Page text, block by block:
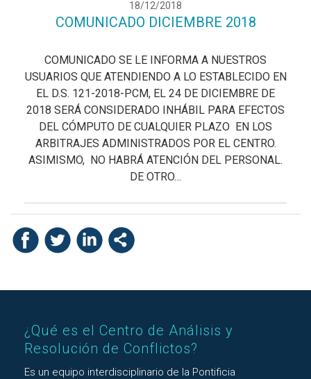
18/12/2018
COMUNICADO DICIEMBRE 2018
COMUNICADO SE LE INFORMA A NUESTROS
USUARIOS QUE ATENDIENDO A LO ESTABLECIDO EN
EL D.S. 121-2018-PCM, EL 24 DE DICIEMBRE DE
2018 SERÁ CONSIDERADO INHÁBIL PARA EFECTOS
DEL CÓMPUTO DE CUALQUIER PLAZO EN LOS
ARBITRAJES ADMINISTRADOS POR EL CENTRO.
ASIMISMO, NO HABRÁ ATENCIÓN DEL PERSONAL.
DE OTRO…
¿Qué es el Centro de Análisis y
Resolución de Conflictos?
Es un equipo interdisciplinario de la Pontificia